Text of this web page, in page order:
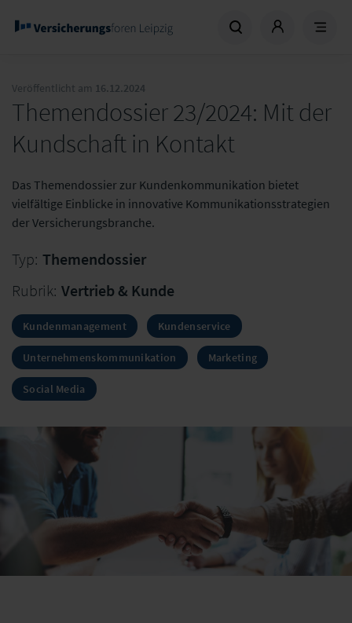
Veröffentlicht am 16.12.2024
Themendossier 23/2024: Mit der
Kundschaft in Kontakt
Das Themendossier zur Kundenkommunikation bietet
vielfältige Einblicke in innovative Kommunikationsstrategien
der Versicherungsbranche.
Typ: Themendossier
Rubrik: Vertrieb & Kunde
Kundenmanagement Kundenservice
Unternehmenskommunikation Marketing
Social Media